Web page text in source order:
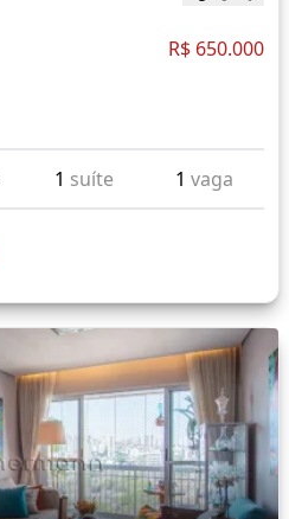
R$ 650.000
1 suíte 1 vaga